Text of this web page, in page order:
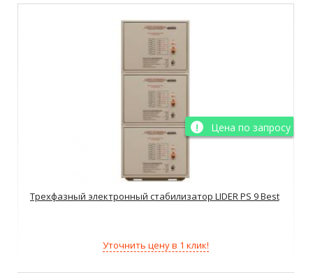
Цена по запросу
Трехфазный электронный стабилизатор LIDER PS 9 Best
Уточнить цену в 1 клик!